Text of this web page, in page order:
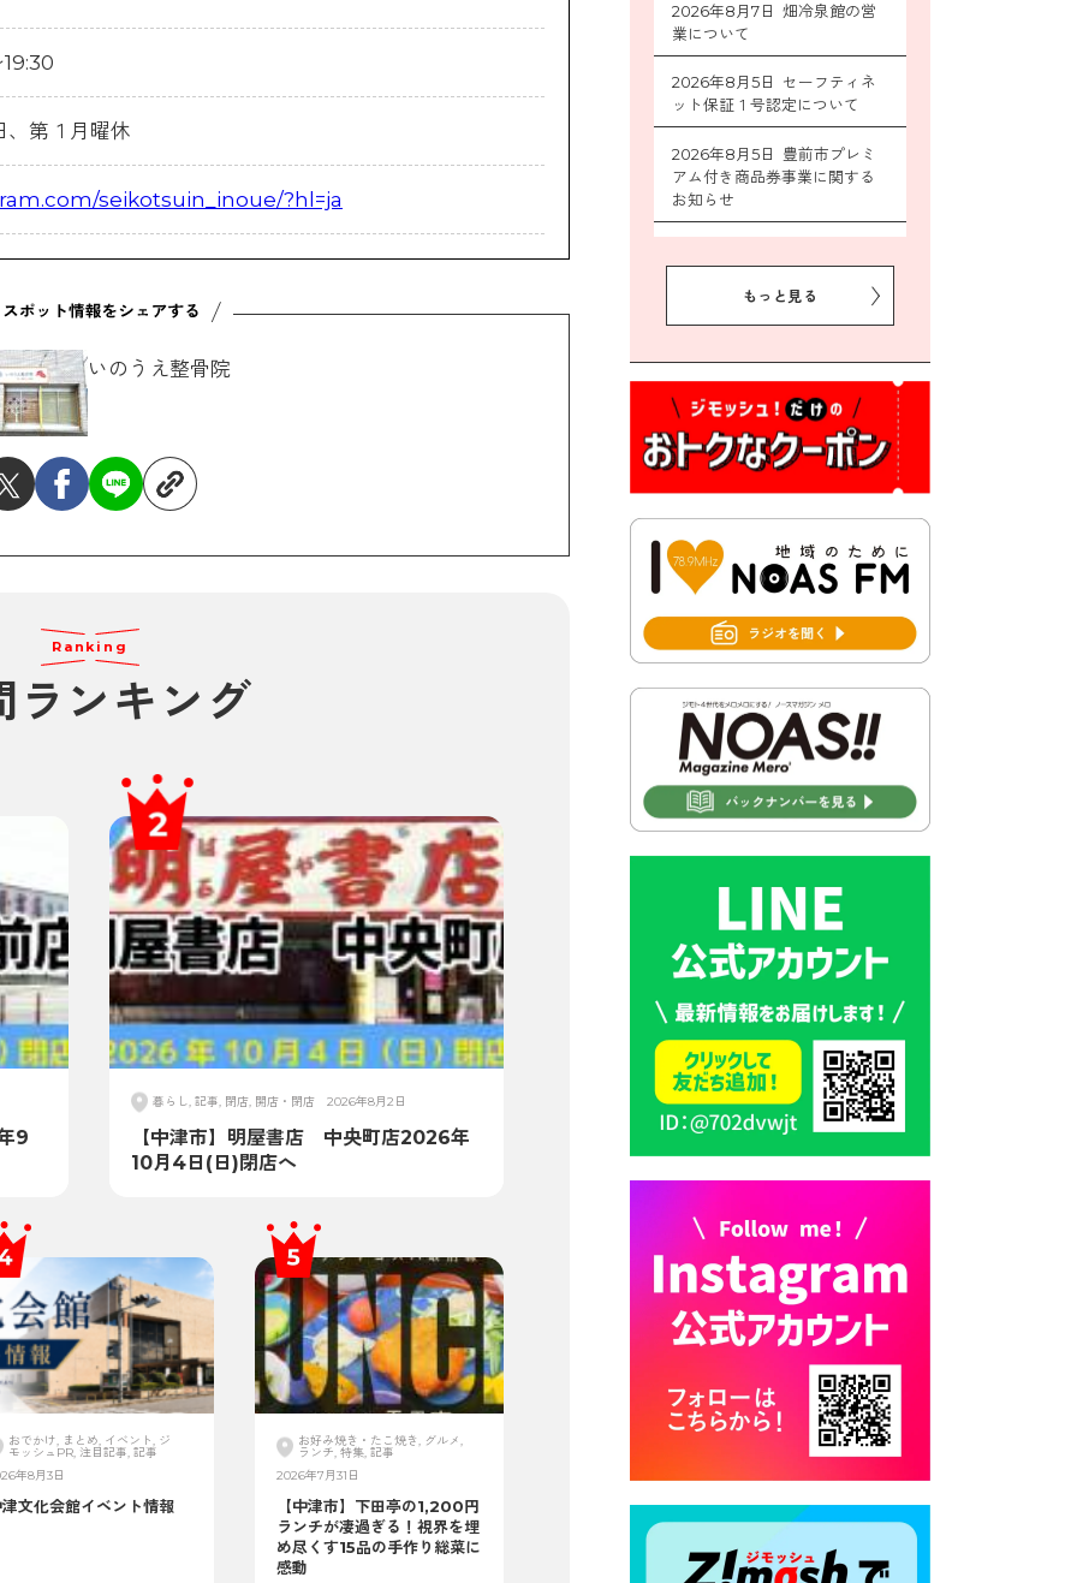
、第１月曜休
seikotsuin_inoue/?hl=ja
いのうえ整骨院
Ranking
ランキング
9
暮らし, 記事, 閉店, 開店・閉店 2026年8月2日
【中津市】明屋書店 中央町店2026年
10月4日(日)閉店へ
おでかけ, まとめ, イベント, ジ
モッシュPR, 注目記事, 記事
年8月3日
文化会館イベント情報
お好み焼き・たこ焼き, グルメ,
ランチ, 特集, 記事
2026年7月31日
【中津市】下田亭の1,200円
ランチが凄過ぎる！視界を埋
め尽くす15品の手作り総菜に
感動
2026年8月7日 畑冷泉館の営
業について
2026年8月5日 セーフティネ
ット保証１号認定について
2026年8月5日 豊前市プレミ
アム付き商品券事業に関する
お知らせ
ン作戦参加者募集
対抗「福岡駅伝」出場選手募
集！
2026年7月31日 第６次豊前市
総合計画後期基本計画策定業
書が変わります！
2026年7月30日 豊前市立豊前
中学校の進捗状況について
2026年7月30日 豊前市立学校
2026年7月30日 豊前市立学校
紹介≪再編計画の見直しにつ
いて≫
2026年7月29日 豊前市指定ご
み袋販売のお知らせ
2026年7月28日 豊前カラス天
狗みなと祭り（花火大会）開
催決定！
2026年7月28日 令和8年度
京築地区水道企業団職員採用
試験（募集）
2026年7月27日 マイナンバー
カード交付に伴う休日および
平日夜間開庁の案内
2026年7月22日 令和８年度
「こども文化パスポート事
2026年7月21日 卜仙の郷 お
盆期間の営業時間のお知らせ
2026年7月17日 バス経路検索
もっと見る